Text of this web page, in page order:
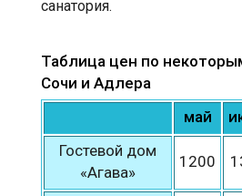
санатория.
Таблица цен по
Сочи и Адлера
май
Гостевой дом
«Агава»
1200